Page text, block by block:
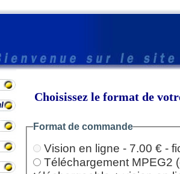
Choisissez le format de
Format de commande
Vision en ligne - 7.00 € -
Téléchargement MPEG2